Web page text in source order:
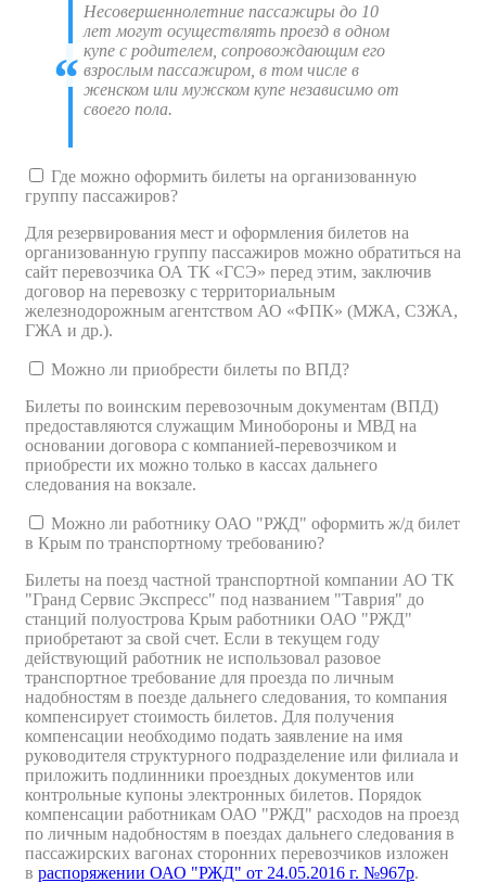
Несовершеннолетние пассажиры до 10
лет могут осуществлять проезд в одном
купе с родителем, сопровождающим его
взрослым пассажиром, в том числе в
женском или мужском купе независимо от
своего пола.
Где можно оформить билеты на организованную
группу пассажиров?
Для резервирования мест и оформления билетов на
организованную группу пассажиров можно обратиться на
сайт перевозчика ОА ТК «ГСЭ» перед этим, заключив
договор на перевозку с территориальным
железнодорожным агентством АО «ФПК» (МЖА, СЗЖА,
ГЖА и др.).
Можно ли приобрести билеты по ВПД?
Билеты по воинским перевозочным документам (ВПД)
предоставляются служащим Минобороны и МВД на
основании договора с компанией-перевозчиком и
приобрести их можно только в кассах дальнего
следования на вокзале.
Можно ли работнику ОАО "РЖД" оформить ж/д билет
в Крым по транспортному требованию?
Билеты на поезд частной транспортной компании АО ТК
"Гранд Сервис Экспресс" под названием "Таврия" до
станций полуострова Крым работники ОАО "РЖД"
приобретают за свой счет. Если в текущем году
действующий работник не использовал разовое
транспортное требование для проезда по личным
надобностям в поезде дальнего следования, то компания
компенсирует стоимость билетов. Для получения
компенсации необходимо подать заявление на имя
руководителя структурного подразделение или филиала и
приложить подлинники проездных документов или
контрольные купоны электронных билетов. Порядок
компенсации работникам ОАО "РЖД" расходов на проезд
по личным надобностям в поездах дальнего следования в
пассажирских вагонах сторонних перевозчиков изложен
в распоряжении ОАО "РЖД" от 24.05.2016 г. №967р.